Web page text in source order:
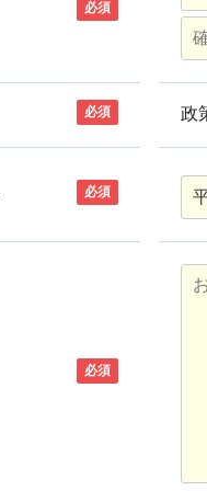
必須
必須 政
必須
必須